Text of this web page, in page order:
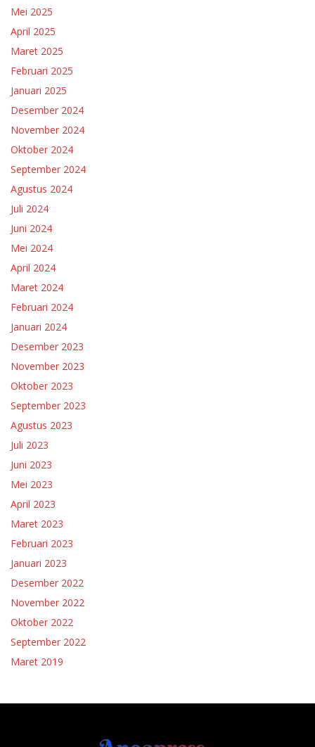
Mei 2025
April 2025
Maret 2025
Februari 2025
Januari 2025
Desember 2024
November 2024
Oktober 2024
September 2024
Agustus 2024
Juli 2024
Juni 2024
Mei 2024
April 2024
Maret 2024
Februari 2024
Januari 2024
Desember 2023
November 2023
Oktober 2023
September 2023
Agustus 2023
Juli 2023
Juni 2023
Mei 2023
April 2023
Maret 2023
Februari 2023
Januari 2023
Desember 2022
November 2022
Oktober 2022
September 2022
Maret 2019